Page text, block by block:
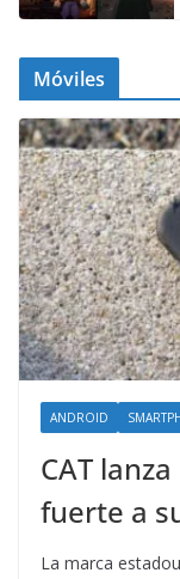
Móviles
ANDROID
CAT
fuerte a
La marca